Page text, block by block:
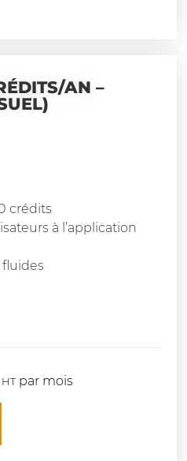
AN –
crédits
à l’application
fluides
HT par mois